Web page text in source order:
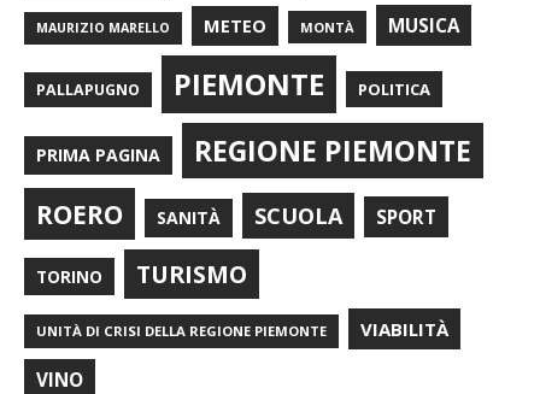
MAURIZIO MARELLO METEO MONTÀ MUSICA
PALLAPUGNO PIEMONTE POLITICA
PRIMA PAGINA REGIONE PIEMONTE
ROERO SANITÀ SCUOLA SPORT
TORINO TURISMO
UNITÀ DI CRISI DELLA REGIONE PIEMONTE VIABILITÀ
VINO